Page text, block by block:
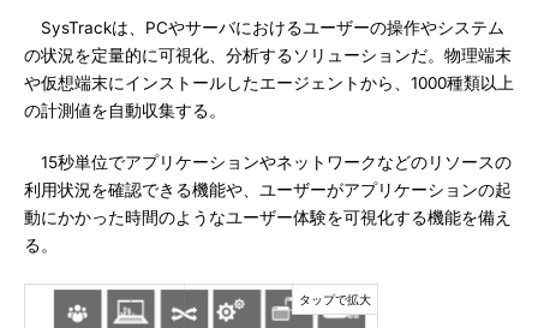
SysTrackは、PCやサーバにおけるユーザーの操作やシステム
の状況を定量的に可視化、分析するソリューションだ。物理端末
や仮想端末にインストールしたエージェントから、1000種類以上
の計測値を自動収集する。
15秒単位でアプリケーションやネットワークなどのリソースの
利用状況を確認できる機能や、ユーザーがアプリケーションの起
動にかかった時間のようなユーザー体験を可視化する機能を備え
る。